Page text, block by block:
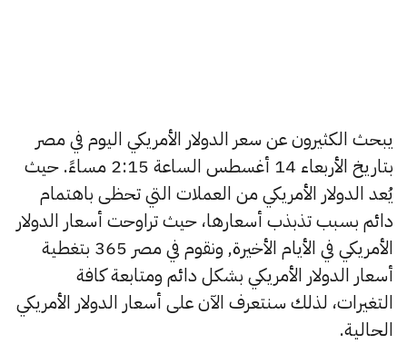
يبحث الكثيرون عن سعر الدولار الأمريكي اليوم في مصر
بتاريخ الأربعاء 14 أغسطس الساعة 2:15 مساءً. حيث
يُعد الدولار الأمريكي من العملات التي تحظى باهتمام
دائم بسبب تذبذب أسعارها، حيث تراوحت أسعار الدولار
الأمريكي في الأيام الأخيرة, ونقوم في مصر 365 بتغطية
أسعار الدولار الأمريكي بشكل دائم ومتابعة كافة
التغيرات، لذلك سنتعرف الآن على أسعار الدولار الأمريكي
الحالية.